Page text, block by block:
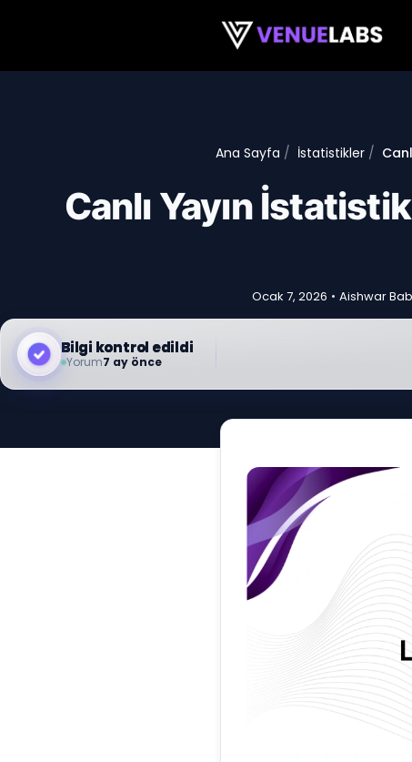
Ana Sayfa İstatistikler
Canlı Yayın
Ocak 7, 2026 • Aishwar
Bilgi kontrol edildi
Yorum7 ay önce